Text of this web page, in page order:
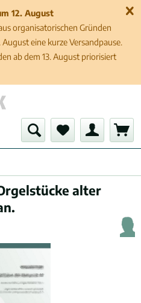
12. August
organisatorischen Gründen
eine kurze Versandpause.
ab dem 13. August priorisiert
alter